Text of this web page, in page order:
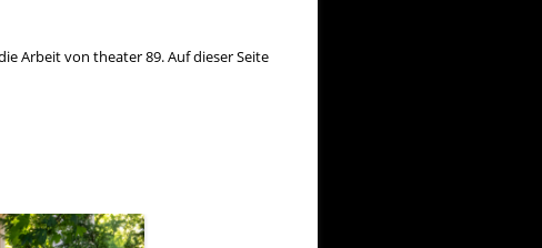
Arbeit von theater 89. Auf dieser Seite